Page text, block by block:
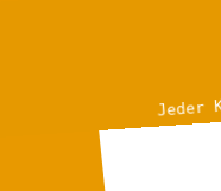
Jeder